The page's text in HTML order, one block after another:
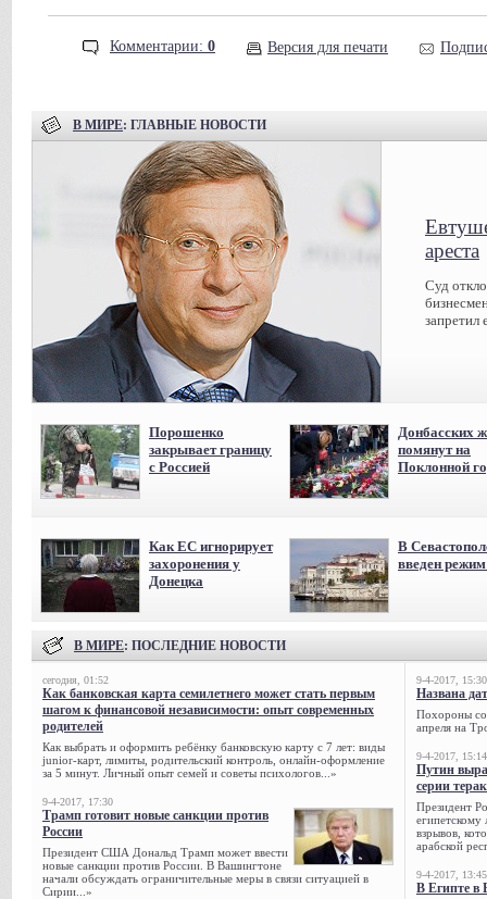
Комментарии: 0 Версия для печати
В МИРЕ: ГЛАВНЫЕ НОВОСТИ
ареста
Суд
запретил
Порошенко
закрывает границу
с Россией
Донбасских
помянут на
Поклонной
Как ЕС игнорирует
захоронения у
Донецка
В
введен
В МИРЕ: ПОСЛЕДНИЕ НОВОСТИ
сегодня, 01:52
Как банковская карта семилетнего может стать первым
шагом к финансовой независимости: опыт современных
родителей
Как выбрать и оформить ребёнку банковскую карту с 7 лет: виды
junior-карт, лимиты, родительский контроль, онлайн-оформление
за 5 минут. Личный опыт семей и советы психологов...»
9-4-2017, 17:30
Трамп готовит новые санкции против
России
Президент США Дональд Трамп может ввести
новые санкции против России. В Вашингтоне
начали обсуждать ограничительные меры в связи ситуацией в
Сирии...»
9-4-2017, 15:30
Названа
Похороны
апреля на
9-4-2017, 15:14
Путин
серии
Президент
египетскому
взрывов,
арабской
9-4-2017, 13:45
В Египте в